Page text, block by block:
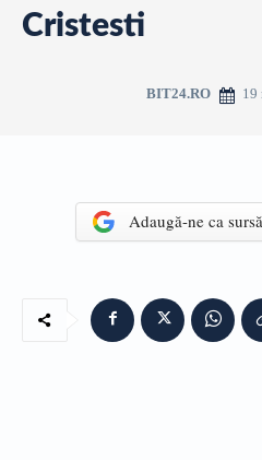
Cristesti
BIT24.RO 19
Adaugă-ne ca